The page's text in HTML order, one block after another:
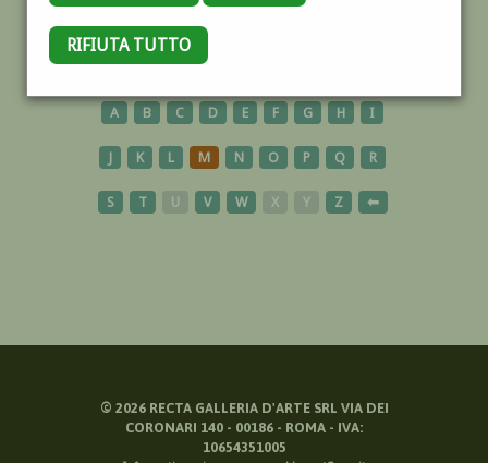
RIFIUTA TUTTO
RUSSIA
A B C D E F G H I
J K L M N O P Q R
S T U V W X Y Z ⬅
© 2026RECTA GALLERIA D'ARTE SRL VIA DEI
CORONARI 140 - 00186 - ROMA - IVA:
10654351005